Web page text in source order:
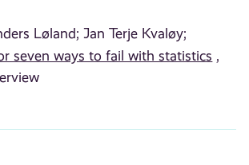
Løland; Jan Terje Kvaløy;
seven ways to fail with statistics ,